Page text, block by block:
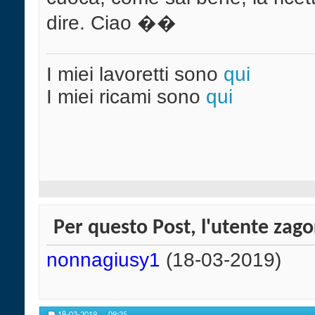
dire. Ciao ��
I miei lavoretti sono qui
I miei ricami sono qui
Per questo Post, l'utente
nonnagiusy1 (18-03-2019)